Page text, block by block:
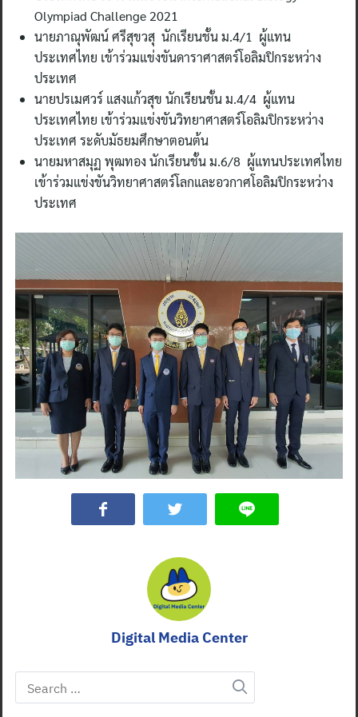
Olympiad Challenge 2021
นายภาณุพัฒน์ ศรีสุขวสุ นักเรียนชั้น ม.4/1 ผู้แทน
ประเทศไทย เข้าร่วมแข่งขันดาราศาสตร์โอลิมปิกระหว่าง
ประเทศ
นายปรเมศวร์ แสงแก้วสุข นักเรียนชั้น ม.4/4 ผู้แทน
ประเทศไทย เข้าร่วมแข่งขันวิทยาศาสตร์โอลิมปิกระหว่าง
ประเทศ ระดับมัธยมศึกษาตอนต้น
นายมหาสมุฏ พุฒทอง นักเรียนชั้น ม.6/8 ผู้แทนประเทศไทย
เข้าร่วมแข่งขันวิทยาศาสตร์โลกและอวกาศโอลิมปิกระหว่าง
ประเทศ
Digital Media Center
Search
for: